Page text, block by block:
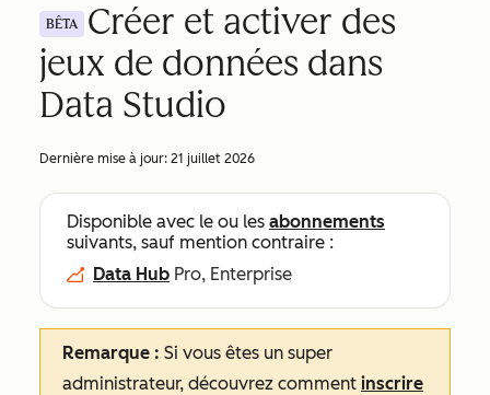
BÊTA
Créer et activer des
jeux de données dans
Data Studio
Dernière mise à jour: 21 juillet 2026
Disponible avec le ou les abonnements
suivants, sauf mention contraire :
Data Hub Pro, Enterprise
Remarque : Si vous êtes un super
administrateur, découvrez comment inscrire